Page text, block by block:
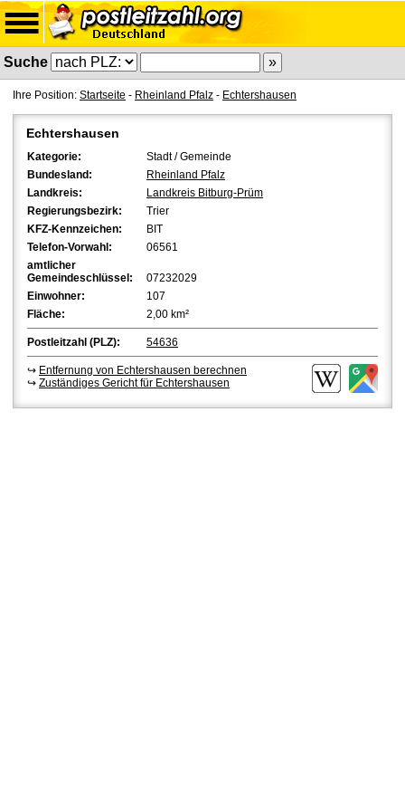
Suche
Ihre Position: Startseite - Rheinland Pfalz - Echtershausen
Echtershausen
Kategorie:
Stadt / Gemeinde
Bundesland:
Rheinland Pfalz
Landkreis:
Landkreis Bitburg-Prüm
Regierungsbezirk:
Trier
KFZ-Kennzeichen:
BIT
Telefon-Vorwahl:
06561
amtlicher
Gemeindeschlüssel:
07232029
Einwohner:
107
Fläche:
2,00 km²
Postleitzahl (PLZ): 54636
↪ Entfernung von Echtershausen berechnen
↪ Zuständiges Gericht für Echtershausen